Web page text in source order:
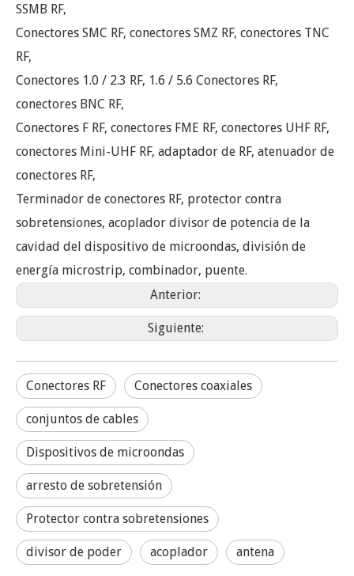
SSMB RF,
Conectores SMC RF, conectores SMZ RF, conectores TNC
RF,
Conectores 1.0 / 2.3 RF, 1.6 / 5.6 Conectores RF,
conectores BNC RF,
Conectores F RF, conectores FME RF, conectores UHF RF,
conectores Mini-UHF RF, adaptador de RF, atenuador de
conectores RF,
Terminador de conectores RF, protector contra
sobretensiones, acoplador divisor de potencia de la
cavidad del dispositivo de microondas, división de
energía microstrip, combinador, puente.
Anterior:
Siguiente:
Conectores RF Conectores coaxiales
conjuntos de cables
Dispositivos de microondas
arresto de sobretensión
Protector contra sobretensiones
divisor de poder acoplador antena